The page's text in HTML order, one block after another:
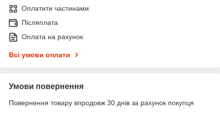
Оплатити частинами
Післяплата
Оплата на рахунок
Всі умови оплати
Умови повернення
Повернення товару впродовж 30 днів за рахунок покупця